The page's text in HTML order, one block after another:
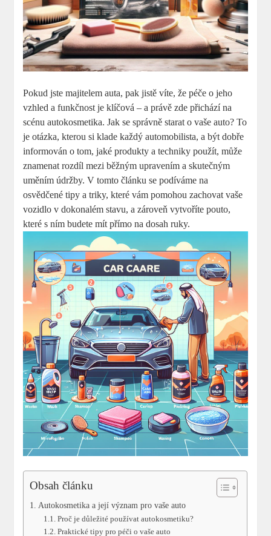
Pokud jste majitelem⁢ auta, pak jistě víte, že péče o jeho
vzhled a funkčnost je klíčová – a ⁢právě​ zde přichází na
scénu autokosmetika. Jak se správně starat⁢ o vaše auto? To
je otázka, kterou si klade ​každý automobilista, a být‌ dobře
informován o tom, jaké ⁤produkty a⁢ techniky použít, může
znamenat rozdíl mezi běžným upravením a skutečným
uměním údržby. V tomto ⁤článku se ⁤podíváme na
osvědčené tipy a triky, které vám pomohou zachovat vaše
vozidlo v dokonalém stavu, a zároveň vytvoříte pouto,
které s ním budete mít přímo⁤ na dosah ruky.
Obsah článku
Autokosmetika a její význam ‍pro vaše auto
Proč je důležité používat autokosmetiku?
Praktické tipy ⁢pro péči o vaše auto